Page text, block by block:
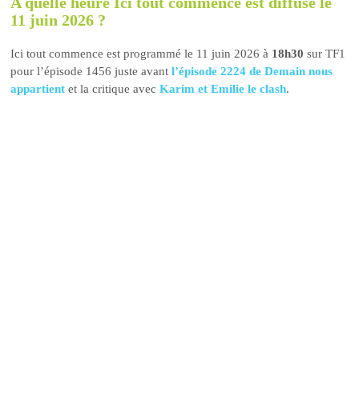
11 juin 2026 ?
Ici tout commence est programmé le 11 juin 2026 à 18h30 sur TF1
pour l’épisode 1456 juste avantl’épisode 2224 de Demain nous
appartientet la critique avecKarim et Emilie le clash.